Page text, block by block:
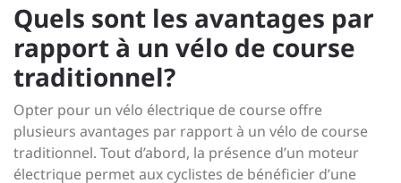
Quels sont les avantages par
rapport à un vélo de course
traditionnel?
Opter pour un vélo électrique de course offre
plusieurs avantages par rapport à un vélo de course
traditionnel. Tout d’abord, la présence d’un moteur
électrique permet aux cyclistes de bénéficier d’une